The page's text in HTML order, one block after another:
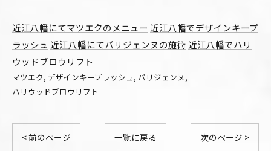
近江八幡にてマツエクのメニュー 近江八幡でデザインキープ
ラッシュ 近江八幡にてパリジェンヌの施術 近江八幡でハリ
ウッドブロウリフト
マツエク デザインキープラッシュ パリジェンヌ
ハリウッドブロウリフト
< 前のページ 一覧に戻る 次のページ >